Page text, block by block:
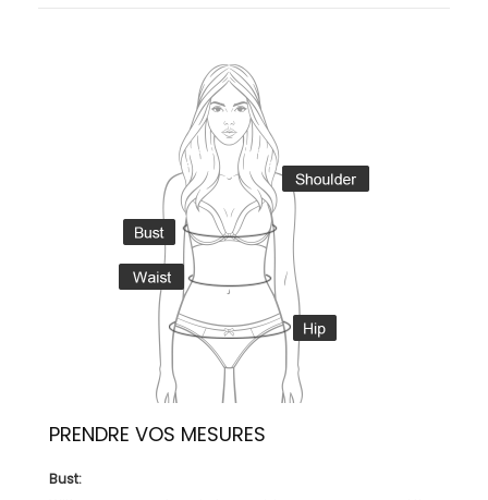
PRENDRE VOS MESURES
Bust: